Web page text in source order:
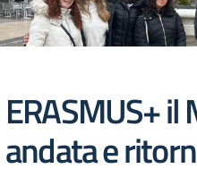
ERASMUS+ il
andata e